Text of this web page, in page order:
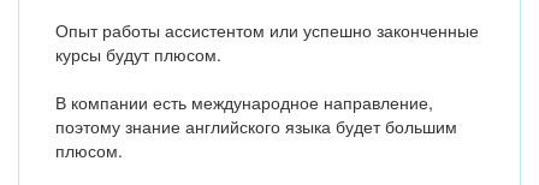
️Опыт работы ассистентом или успешно законченные
курсы будут плюсом.
В компании есть международное направление,
поэтому знание английского языка будет большим
плюсом.